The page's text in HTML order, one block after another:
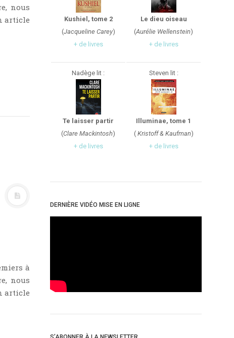
nous
article
à
nous
article
Kushiel, tome 2
(Jacqueline Carey)
+ de livres
Le dieu oiseau
(Aurélie Wellenstein)
+ de livres
Nadège lit :
Te laisser partir
(Clare Mackintosh)
+ de livres
Steven lit :
Illuminae, tome 1
(Kristoff & Kaufman)
+ de livres
DERNIÈRE VIDÉO MISE EN LIGNE